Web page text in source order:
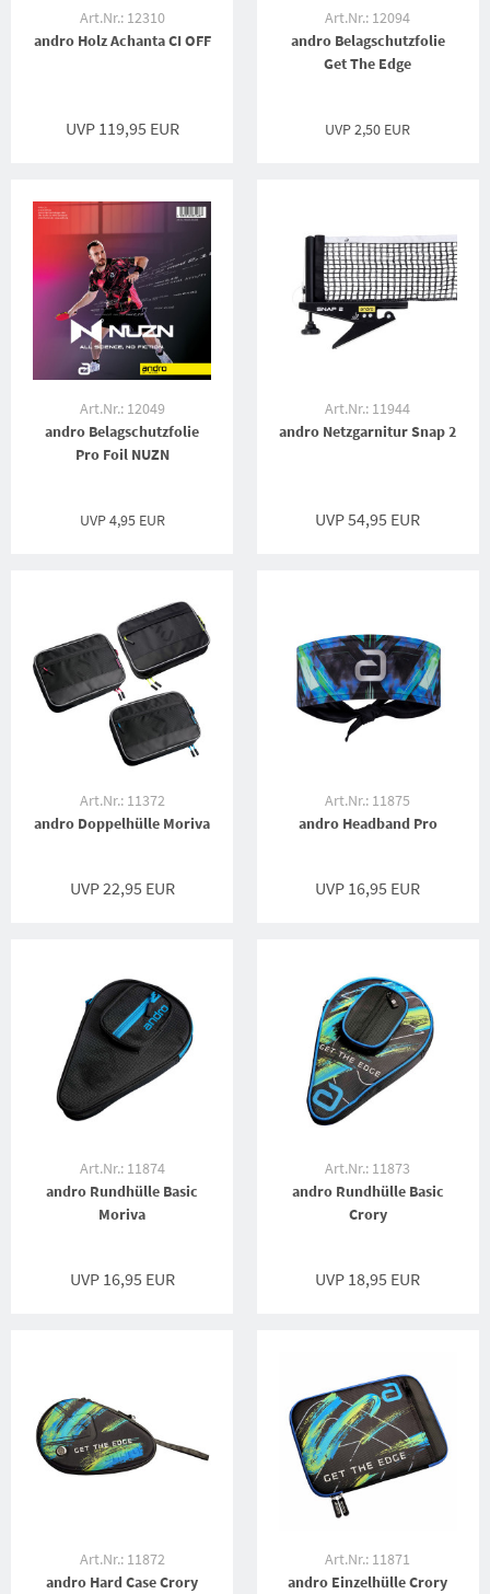
Art.Nr.: 12310
andro Holz Achanta CI OFF
UVP 119,95 EUR
Art.Nr.: 12094
andro Belagschutzfolie
Get The Edge
UVP2,50 EUR
Art.Nr.: 12049
andro Belagschutzfolie
Pro Foil NUZN
UVP4,95 EUR
Art.Nr.: 11944
andro Netzgarnitur Snap 2
UVP 54,95 EUR
Art.Nr.: 11372
andro Doppelhülle Moriva
UVP 22,95 EUR
Art.Nr.: 11875
andro Headband Pro
UVP 16,95 EUR
Art.Nr.: 11874
andro Rundhülle Basic
Moriva
UVP 16,95 EUR
Art.Nr.: 11873
andro Rundhülle Basic
Crory
UVP 18,95 EUR
Art.Nr.: 11872
andro Hard Case Crory
Art.Nr.: 11871
andro Einzelhülle Crory